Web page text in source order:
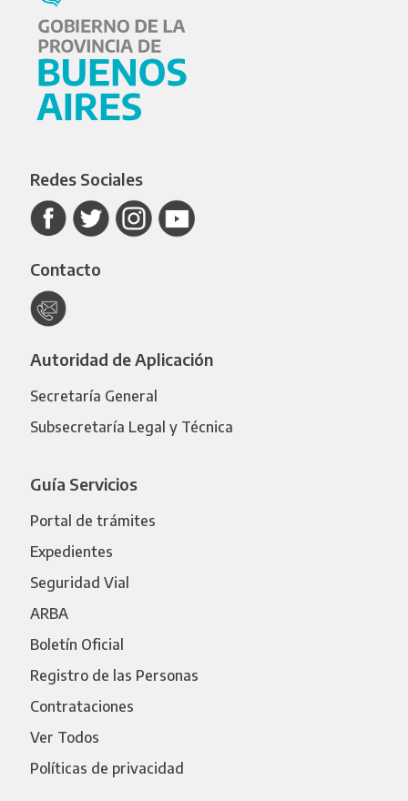
Redes Sociales
Contacto
Autoridad de Aplicación
Secretaría General
Subsecretaría Legal y Técnica
Guía Servicios
Portal de trámites
Expedientes
Seguridad Vial
ARBA
Boletín Oficial
Registro de las Personas
Contrataciones
Ver Todos
Políticas de privacidad